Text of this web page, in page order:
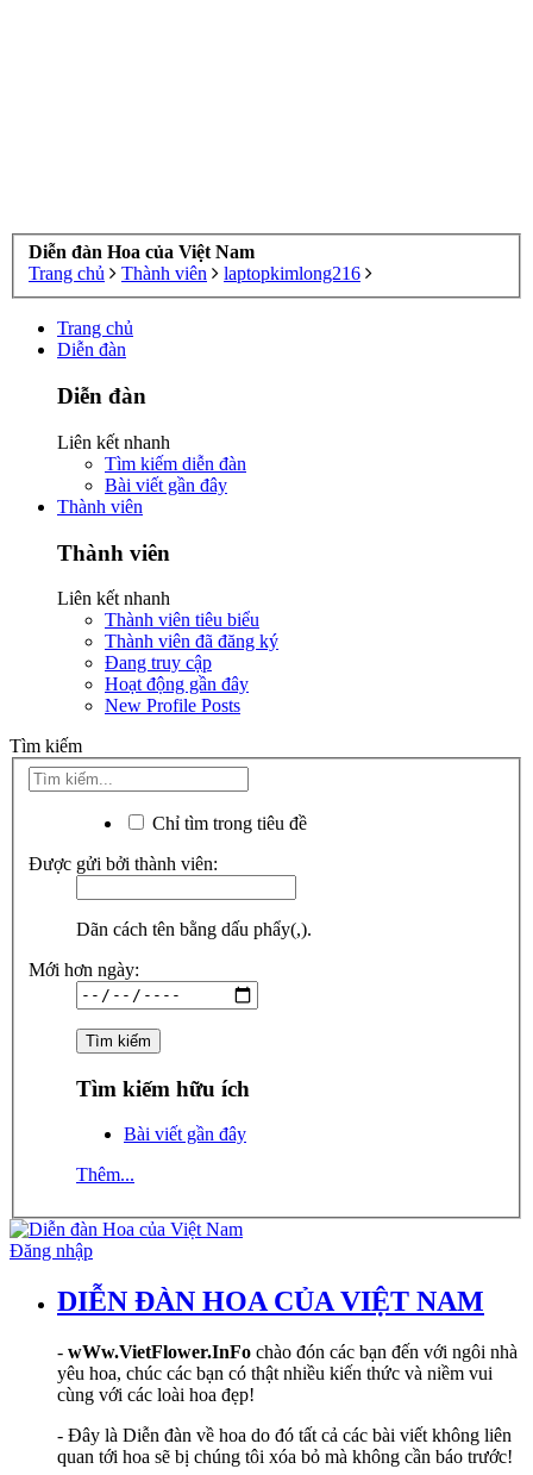
Diễn đàn Hoa của Việt Nam
Trang chủ
Thành viên laptopkimlong216
Trang chủ
Diễn đàn
Diễn đàn
Liên kết nhanh
Tìm kiếm diễn đàn
Bài viết gần đây
Thành viên
Thành viên
Liên kết nhanh
Thành viên tiêu biểu
Thành viên đã đăng ký
Đang truy cập
Hoạt động gần đây
New Profile Posts
Tìm kiếm
Chỉ tìm trong tiêu đề
Được gửi bởi thành viên:
Dãn cách tên bằng dấu phẩy(,).
Mới hơn ngày:
Tìm kiếm hữu ích
Bài viết gần đây
Thêm...
Đăng nhập
DIỄN ĐÀN HOA CỦA VIỆT NAM
- wWw.VietFlower.InFo chào đón các bạn đến với ngôi nhà
yêu hoa, chúc các bạn có thật nhiều kiến thức và niềm vui
cùng với các loài hoa đẹp!
- Đây là Diễn đàn về hoa do đó tất cả các bài viết không liên
quan tới hoa sẽ bị chúng tôi xóa bỏ mà không cần báo trước!